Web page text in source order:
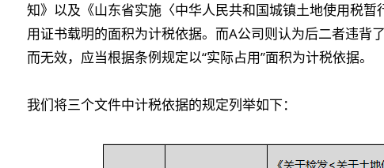
知》以及《山东省实施〈中华人民共和国城镇土地使用税
用证书载明的面积为计税依据。而A公司则认为后二者违背
而无效，应当根据条例规定以“实际占用”面积为计税依据。
我们将三个文件中计税依据的规定列举如下：